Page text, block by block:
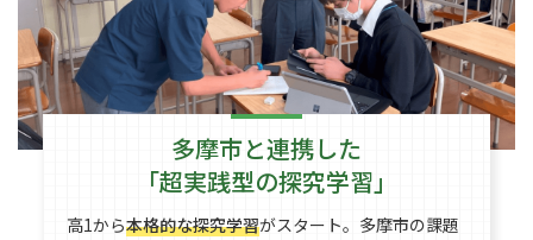
多摩市と連携した
「超実践型の探究学習」
高1から本格的な探究学習がスタート。多摩市の課題